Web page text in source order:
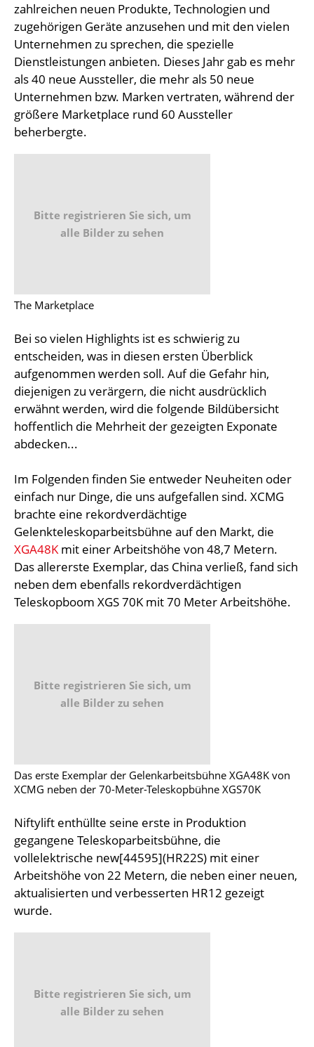
zahlreichen neuen Produkte, Technologien und
zugehörigen Geräte anzusehen und mit den vielen
Unternehmen zu sprechen, die spezielle
Dienstleistungen anbieten. Dieses Jahr gab es mehr
als 40 neue Aussteller, die mehr als 50 neue
Unternehmen bzw. Marken vertraten, während der
größere Marketplace rund 60 Aussteller
beherbergte.
Bitte registrieren Sie sich, um
alle Bilder zu sehen
The Marketplace
Bei so vielen Highlights ist es schwierig zu
entscheiden, was in diesen ersten Überblick
aufgenommen werden soll. Auf die Gefahr hin,
diejenigen zu verärgern, die nicht ausdrücklich
erwähnt werden, wird die folgende Bildübersicht
hoffentlich die Mehrheit der gezeigten Exponate
abdecken...
Im Folgenden finden Sie entweder Neuheiten oder
einfach nur Dinge, die uns aufgefallen sind. XCMG
brachte eine rekordverdächtige
Gelenkteleskoparbeitsbühne auf den Markt, die
XGA48Kmit einer Arbeitshöhe von 48,7 Metern.
Das allererste Exemplar, das China verließ, fand sich
neben dem ebenfalls rekordverdächtigen
Teleskopboom XGS 70K mit 70 Meter Arbeitshöhe.
Bitte registrieren Sie sich, um
alle Bilder zu sehen
Das erste Exemplar der Gelenkarbeitsbühne XGA48K von
XCMG neben der 70-Meter-Teleskopbühne XGS70K
Niftylift enthüllte seine erste in Produktion
gegangene Teleskoparbeitsbühne, die
vollelektrische new[44595](HR22S) mit einer
Arbeitshöhe von 22 Metern, die neben einer neuen,
aktualisierten und verbesserten HR12 gezeigt
wurde.
Bitte registrieren Sie sich, um
alle Bilder zu sehen